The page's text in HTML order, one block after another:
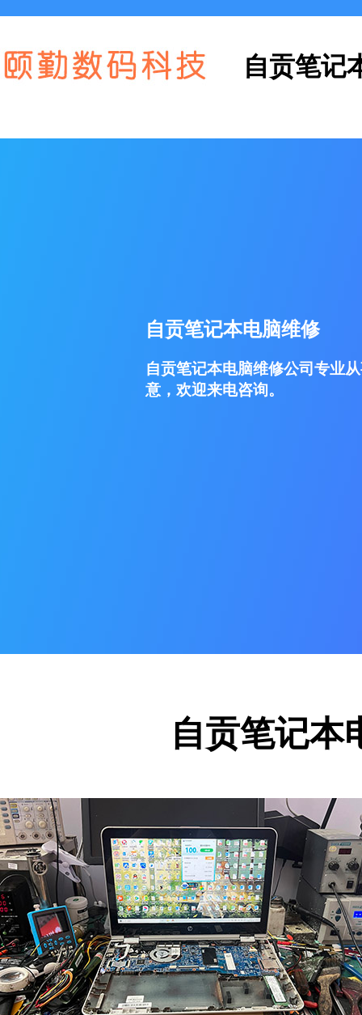
自贡笔记
自贡笔记本电脑维修
自贡笔记本电脑维修公司专业
意，欢迎来电咨询。
自贡笔记本